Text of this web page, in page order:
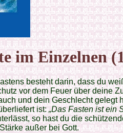
im Einzelnen
besteht darin, dass du
vor dem Feuer über deine
und dein Geschlecht gelegt
ist:„Das Fasten ist ein
so hast du die
außer bei Gott.